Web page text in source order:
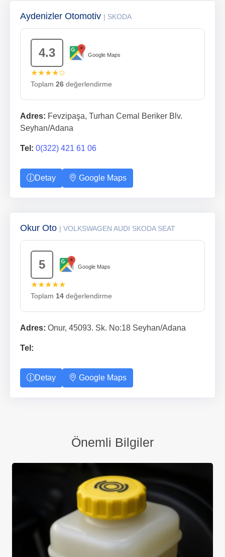
Aydenizler Otomotiv | SKODA
4.3 Google Maps
★★★★✩
Toplam 26 değerlendirme
Adres: Fevzipaşa, Turhan Cemal Beriker Blv.
Seyhan/Adana
Tel: 0(322) 421 61 06
Detay Google Maps
Okur Oto | VOLKSWAGEN AUDI SKODA SEAT
5 Google Maps
★★★★★
Toplam 14 değerlendirme
Adres: Onur, 45093. Sk. No:18 Seyhan/Adana
Tel:
Detay Google Maps
Önemli Bilgiler